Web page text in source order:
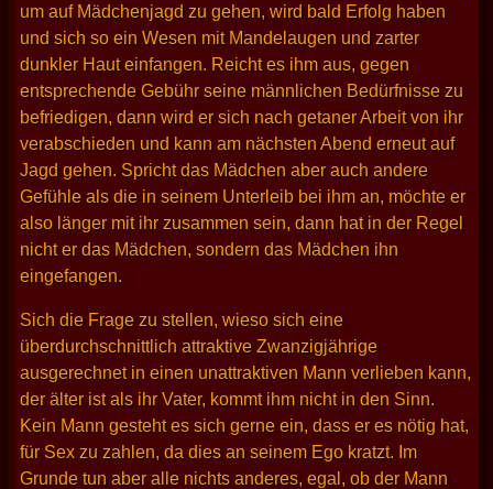
um auf Mädchenjagd zu gehen, wird bald Erfolg haben
und sich so ein Wesen mit Mandelaugen und zarter
dunkler Haut einfangen. Reicht es ihm aus, gegen
entsprechende Gebühr seine männlichen Bedürfnisse zu
befriedigen, dann wird er sich nach getaner Arbeit von ihr
verabschieden und kann am nächsten Abend erneut auf
Jagd gehen. Spricht das Mädchen aber auch andere
Gefühle als die in seinem Unterleib bei ihm an, möchte er
also länger mit ihr zusammen sein, dann hat in der Regel
nicht er das Mädchen, sondern das Mädchen ihn
eingefangen.
Sich die Frage zu stellen, wieso sich eine
überdurchschnittlich attraktive Zwanzigjährige
ausgerechnet in einen unattraktiven Mann verlieben kann,
der älter ist als ihr Vater, kommt ihm nicht in den Sinn.
Kein Mann gesteht es sich gerne ein, dass er es nötig hat,
für Sex zu zahlen, da dies an seinem Ego kratzt. Im
Grunde tun aber alle nichts anderes, egal, ob der Mann